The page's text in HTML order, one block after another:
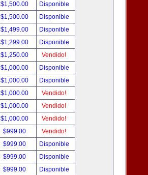
$1,500.00
Disponible
$1,500.00
Disponible
$1,499.00
Disponible
$1,299.00
Disponible
$1,250.00
Vendido!
$1,000.00
Disponible
$1,000.00
Disponible
$1,000.00
Vendido!
$1,000.00
Vendido!
$1,000.00
Vendido!
$999.00
Vendido!
$999.00
Disponible
$999.00
Disponible
$999.00
Disponible